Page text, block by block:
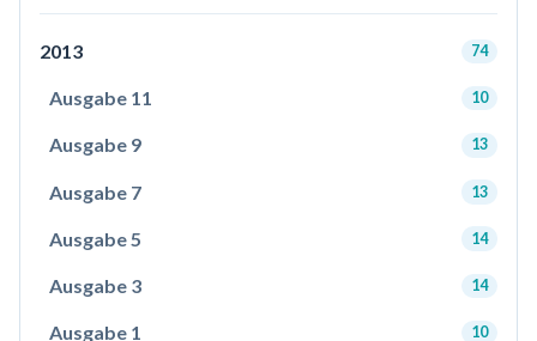
2013 74
Ausgabe 11 10
Ausgabe 9 13
Ausgabe 7 13
Ausgabe 5 14
Ausgabe 3 14
Ausgabe 1 10